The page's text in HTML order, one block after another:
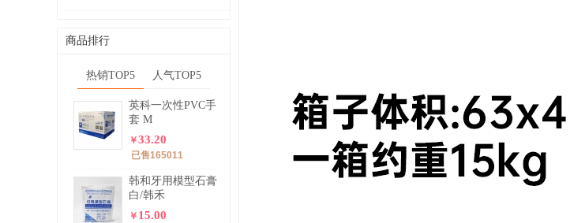
商品排行
热销TOP5 人气TOP5
英科一次性PVC手
套 M
￥33.20
已售165011
韩和牙用模型石膏
白/韩禾
￥ 15.00